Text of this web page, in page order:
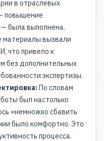
в отраслевых
повышение
была выполнена.
материалы вызвали
что привело к
без дополнительных
экспертизы.
По словам
был настолько
«немножко сбавить
было комфортно. Это
процесса.